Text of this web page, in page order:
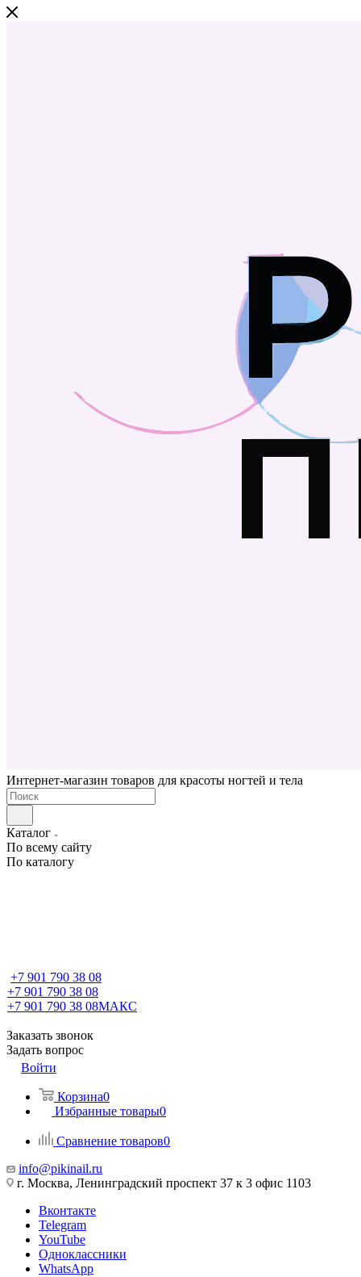
Интернет-магазин товаров для красоты ногтей и тела
Каталог
По всему сайту
По каталогу
+7 901 790 38 08
+7 901 790 38 08
+7 901 790 38 08МАКС
Заказать звонок
Задать вопрос
Войти
Корзина0
Избранные товары0
Сравнение товаров0
info@pikinail.ru
г. Москва, Ленинградский проспект 37 к 3 офис 1103
Вконтакте
Telegram
YouTube
Одноклассники
WhatsApp